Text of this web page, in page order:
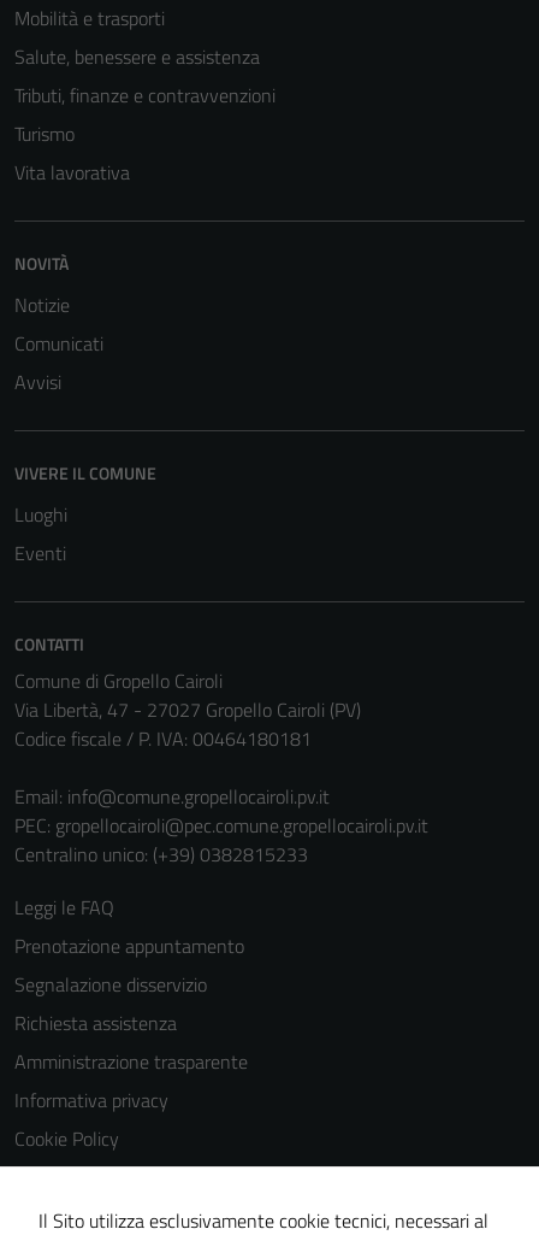
Mobilità e trasporti
Salute, benessere e assistenza
Tributi, finanze e contravvenzioni
Turismo
Vita lavorativa
NOVITÀ
Notizie
Comunicati
Avvisi
VIVERE IL COMUNE
Luoghi
Eventi
CONTATTI
Comune di Gropello Cairoli
Via Libertà, 47 - 27027 Gropello Cairoli (PV)
Codice fiscale / P. IVA: 00464180181
Email: info@comune.gropellocairoli.pv.it
PEC: gropellocairoli@pec.comune.gropellocairoli.pv.it
Centralino unico: (+39) 0382815233
Leggi le FAQ
Prenotazione appuntamento
Segnalazione disservizio
Richiesta assistenza
Amministrazione trasparente
Informativa privacy
Cookie Policy
Note legali
Dichiarazione di accessibilità
Il Sito utilizza esclusivamente cookie tecnici, necessari al
per il
personali.